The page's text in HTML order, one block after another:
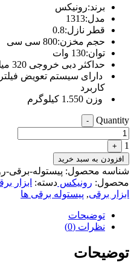
teen
raped
hotel
room
sunny
kolkata
ff
xxx
american
blue
film
video
player
family
afairs
and
son
برند:رونیکس
مدل:1313
قطر نازل:0.8
حجم مخزن:800 سی سی
توان:130 وات
حداکثر دبی خروجی 320 میلی‌لیتر بر دقیقه
دارای سیستم تعویض
کاربرد
وزن 1.550 کیلوگرم
Quantity
-
1
+
افزودن به سبد خرید
شناسه محصول: پیستوله-برقی-رونیکس-
محصول: رونیکس دسته: ابزار
ابزار برقی, پیستوله برقی ها
توضیحات
نظرات (0)
توضیحات